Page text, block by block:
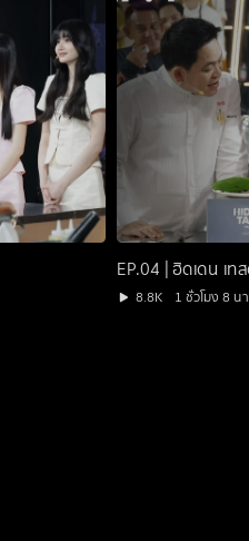
EP.04 | ฮิดเดน เท
8.8K 1 ชั่วโมง 8 น